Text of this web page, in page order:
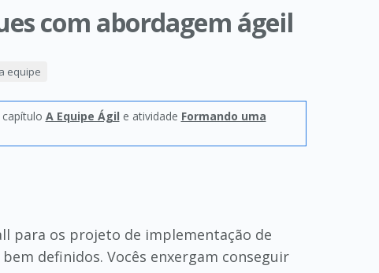
com abordagem ágeil
equipe
A Equipe Ágil e atividade Formando uma
para os projeto de implementação de
definidos. Vocês enxergam conseguir